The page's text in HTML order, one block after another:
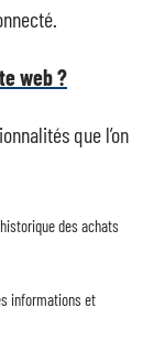
web ?
que l’on
des achats
informations et